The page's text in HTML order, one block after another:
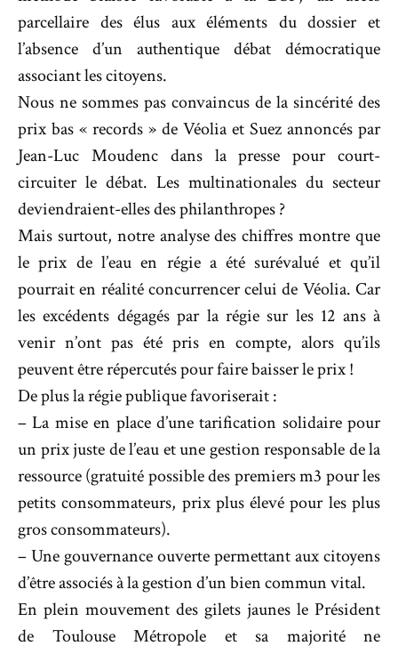
parcellaire des élus aux éléments du dossier et
l’absence d’un authentique débat démocratique
associant les citoyens.
Nous ne sommes pas convaincus de la sincérité des
prix bas « records » de Véolia et Suez annoncés par
Jean-Luc Moudenc dans la presse pour court-
circuiter le débat. Les multinationales du secteur
deviendraient-elles des philanthropes ?
Mais surtout, notre analyse des chiffres montre que
le prix de l’eau en régie a été surévalué et qu’il
pourrait en réalité concurrencer celui de Véolia. Car
les excédents dégagés par la régie sur les 12 ans à
venir n’ont pas été pris en compte, alors qu’ils
peuvent être répercutés pour faire baisser le prix !
De plus la régie publique favoriserait :
– La mise en place d’une tarification solidaire pour
un prix juste de l’eau et une gestion responsable de la
ressource (gratuité possible des premiers m3 pour les
petits consommateurs, prix plus élevé pour les plus
gros consommateurs).
– Une gouvernance ouverte permettant aux citoyens
d’être associés à la gestion d’un bien commun vital.
En plein mouvement des gilets jaunes le Président
de Toulouse Métropole et sa majorité ne